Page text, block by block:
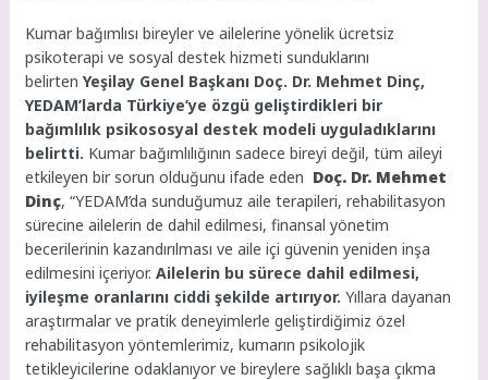
Kumar bağımlısı bireyler ve ailelerine yönelik ücretsiz
psikoterapi ve sosyal destek hizmeti sunduklarını
belirtenYeşilay Genel Başkanı Doç. Dr. Mehmet Dinç,
YEDAM’larda Türkiye’ye özgü geliştirdikleri bir
bağımlılık psikososyal destek modeli uyguladıklarını
belirtti. Kumar bağımlılığının sadece bireyi değil, tüm aileyi
etkileyen bir sorun olduğunu ifade eden Doç. Dr. Mehmet
Dinç, “YEDAM’da sunduğumuz aile terapileri, rehabilitasyon
sürecine ailelerin de dahil edilmesi, finansal yönetim
becerilerinin kazandırılması ve aile içi güvenin yeniden inşa
edilmesini içeriyor.Ailelerin bu sürece dahil edilmesi,
iyileşme oranlarını ciddi şekilde artırıyor.Yıllara dayanan
araştırmalar ve pratik deneyimlerle geliştirdiğimiz özel
rehabilitasyon yöntemlerimiz, kumarın psikolojik
tetikleyicilerine odaklanıyor ve bireylere sağlıklı başa çıkma